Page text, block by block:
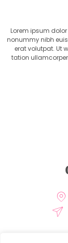
Lorem ipsum
nonummy nibh
erat volutpat. Ut
tation